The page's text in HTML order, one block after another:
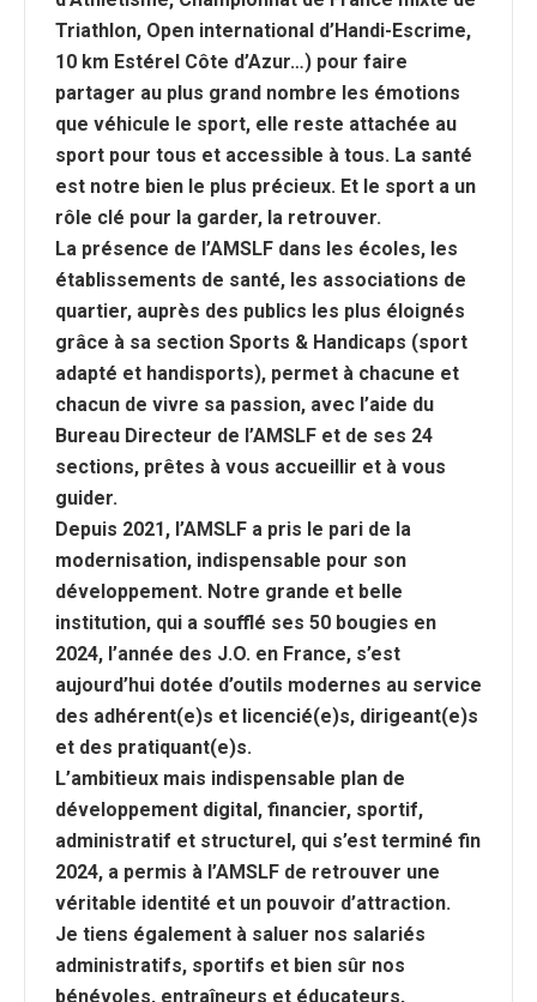
Triathlon, Open international d’Handi-Escrime,
10 km Estérel Côte d’Azur…) pour faire
partager au plus grand nombre les émotions
que véhicule le sport, elle reste attachée au
sport pour tous et accessible à tous. La santé
est notre bien le plus précieux. Et le sport a un
rôle clé pour la garder, la retrouver.
La présence de l’AMSLF dans les écoles, les
établissements de santé, les associations de
quartier, auprès des publics les plus éloignés
grâce à sa section Sports & Handicaps (sport
adapté et handisports), permet à chacune et
chacun de vivre sa passion, avec l’aide du
Bureau Directeur de l’AMSLF et de ses 24
sections, prêtes à vous accueillir et à vous
guider.
Depuis 2021, l’AMSLF a pris le pari de la
modernisation, indispensable pour son
développement. Notre grande et belle
institution, qui a soufflé ses 50 bougies en
2024, l’année des J.O. en France, s’est
aujourd’hui dotée d’outils modernes au service
des adhérent(e)s et licencié(e)s, dirigeant(e)s
et des pratiquant(e)s.
L’ambitieux mais indispensable plan de
développement digital, financier, sportif,
administratif et structurel, qui s’est terminé fin
2024, a permis à l’AMSLF de retrouver une
véritable identité et un pouvoir d’attraction.
Je tiens également à saluer nos salariés
administratifs, sportifs et bien sûr nos
bénévoles, entraîneurs et éducateurs,